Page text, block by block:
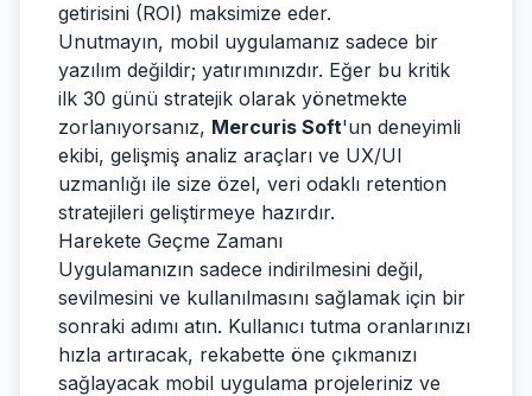
getirisini (ROI) maksimize eder.
Unutmayın, mobil uygulamanız sadece bir
yazılım değildir; yatırımınızdır. Eğer bu kritik
ilk 30 günü stratejik olarak yönetmekte
zorlanıyorsanız, Mercuris Soft'un deneyimli
ekibi, gelişmiş analiz araçları ve UX/UI
uzmanlığı ile size özel, veri odaklı retention
stratejileri geliştirmeye hazırdır.
Harekete Geçme Zamanı
Uygulamanızın sadece indirilmesini değil,
sevilmesini ve kullanılmasını sağlamak için bir
sonraki adımı atın. Kullanıcı tutma oranlarınızı
hızla artıracak, rekabette öne çıkmanızı
sağlayacak mobil uygulama projeleriniz ve